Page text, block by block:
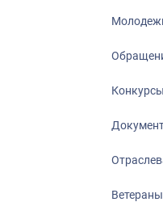
Ветераны